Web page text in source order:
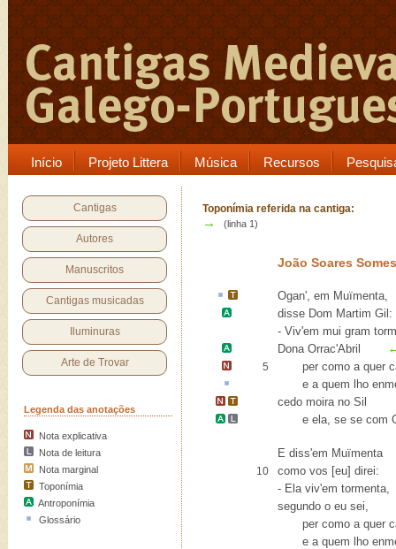
Início Projeto Littera Música Recursos
Cantigas
Autores
Manuscritos
Cantigas musicadas
Iluminuras
Arte de Trovar
Legenda das anotações
Nota explicativa
Nota de leitura
Nota marginal
Toponímia
Antroponímia
Glossário
Toponímia referida na cantiga:
→ (linha 1)
João Soares
Ogan', em Muïmenta,
disse Dom Martim Gil :
- Viv'em mui gram
Dona Orrac'Abril
5 per como a quer
e a quem lho
cedo moira no Sil
e ela, se se com
E diss'em Muïmenta
10 como vos [eu] direi:
- Ela viv'em tormenta,
segundo o eu sei,
per como a quer
e a quem lho